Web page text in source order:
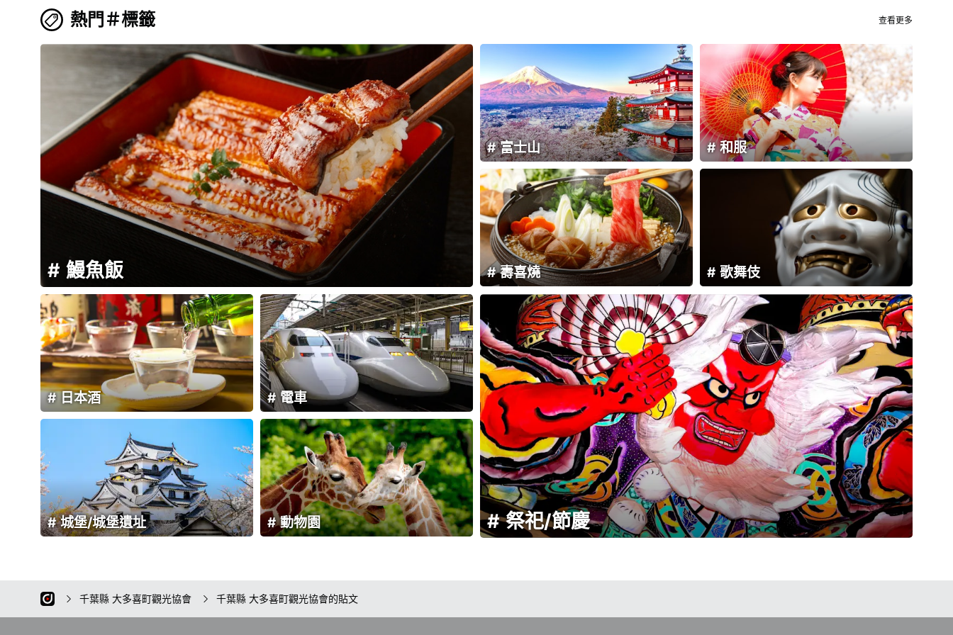
熱門＃標籤 查看更多
鰻魚飯
富士山 和服
壽喜燒 歌舞伎
祭祀/節慶
電車
日本酒
動物園
城堡/城堡遺址
千葉縣 大多喜町觀光協會 千葉縣 大多喜町觀光協會的貼文